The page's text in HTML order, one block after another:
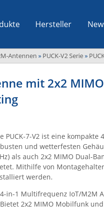
Hersteller
Antennen » PUCK-V2 Serie»
mit 2x2
PUCK-7-V2 ist eine
und wetterfesten
als auch 2x2 MIMO Dual-
Mithilfe von
werden.
4-in-1 Multifrequenz IoT/M2M
Bietet 2x2 MIMO Mobilfunk